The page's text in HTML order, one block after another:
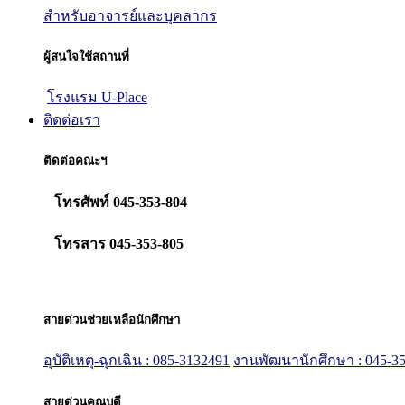
สำหรับอาจารย์และบุคลากร
ผู้สนใจใช้สถานที่
โรงแรม U-Place
ติดต่อเรา
ติดต่อคณะฯ
โทรศัพท์ 045-353-804
โทรสาร 045-353-805
สายด่วนช่วยเหลือนักศึกษา
อุบัติเหตุ-ฉุกเฉิน : 085-3132491 งานพัฒนานักศึกษา : 045-
สายด่วนคณบดี